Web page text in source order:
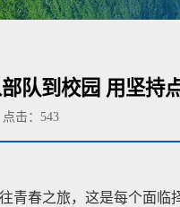
队到校园 用坚持
点击： 543
青春之旅，这是每个面